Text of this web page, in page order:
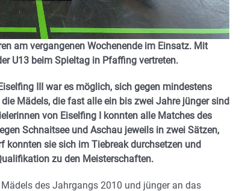
am vergangenen Wochenende im Einsatz. Mit
U13 beim Spieltag in Pfaffing vertreten.
III war es möglich, sich gegen mindestens
Mädels, die fast alle ein bis zwei Jahre jünger sind
von Eiselfing I konnten alle Matches des
Schnaitsee und Aschau jeweils in zwei Sätzen,
sie sich im Tiebreak durchsetzen und
zu den Meisterschaften.
des Jahrgangs 2010 und jünger an das